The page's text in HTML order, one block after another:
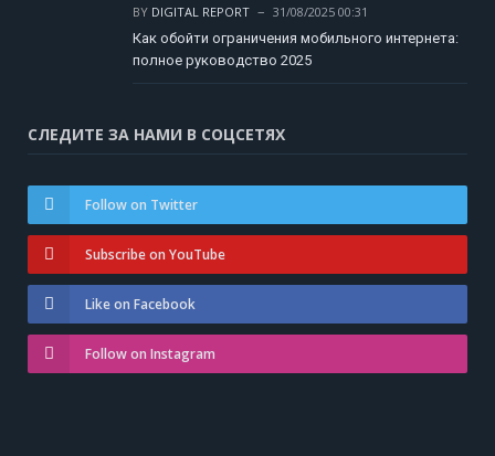
BY DIGITAL REPORT
31/08/2025 00:31
Как обойти ограничения мобильного интернета:
полное руководство 2025
СЛЕДИТЕ ЗА НАМИ В СОЦСЕТЯХ
Follow on Twitter
Subscribe on YouTube
Like on Facebook
Follow on Instagram